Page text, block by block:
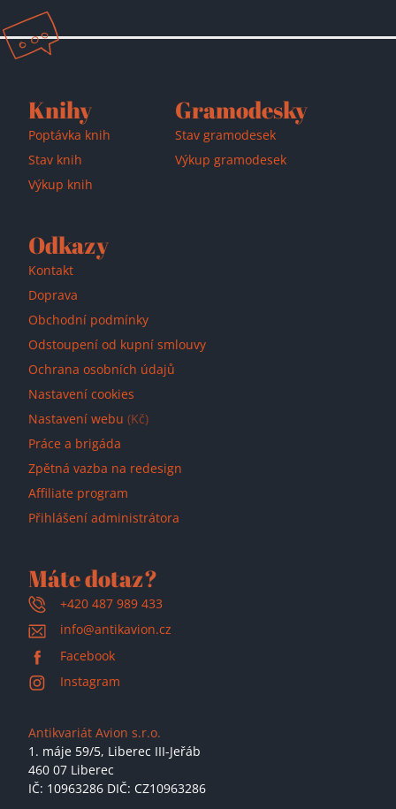
Přidáno do košíku!
Knihy
Poptávka knih
Stav knih
Výkup knih
Gramodesky
Stav gramodesek
Výkup gramodesek
Odkazy
Kontakt
Doprava
Obchodní podmínky
Odstoupení od kupní smlouvy
Ochrana osobních údajů
Nastavení cookies
Nastavení webu (Kč)
Práce a brigáda
Zpětná vazba na redesign
Affiliate program
Přihlášení administrátora
Máte dotaz?
+420 487 989 433
info@antikavion.cz
Facebook
Instagram
Antikvariát Avion s.r.o.
1. máje 59/5, Liberec III-Jeřáb
460 07 Liberec
IČ: 10963286 DIČ: CZ10963286